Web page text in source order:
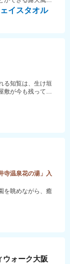
イスタオル
ウリュサウナでと
定山渓温泉」で気
る知覧は、生け垣
敷が今も残ってお
た7つの庭園は、昭
寺温泉花の湯」入
を眺めながら、癒
ウォーク大阪